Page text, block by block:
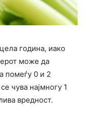
година, иако
може да
помеѓу 0 и 2
чува најмногу 1
вредност.